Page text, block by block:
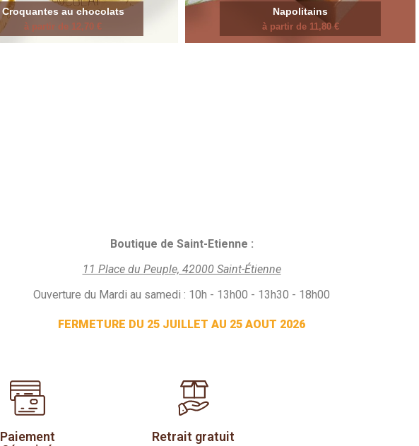
Croquantes au chocolats
à partir de 12,70 €
Napolitains
à partir de 11,80 €
Boutique de Saint-Etienne :
11 Place du Peuple, 42000 Saint-Étienne
Ouverture du Mardi au samedi : 10h - 13h00 - 13h30 - 18h00
FERMETURE DU 25 JUILLET AU 25 AOUT 2026
Paiement
Retrait gratuit